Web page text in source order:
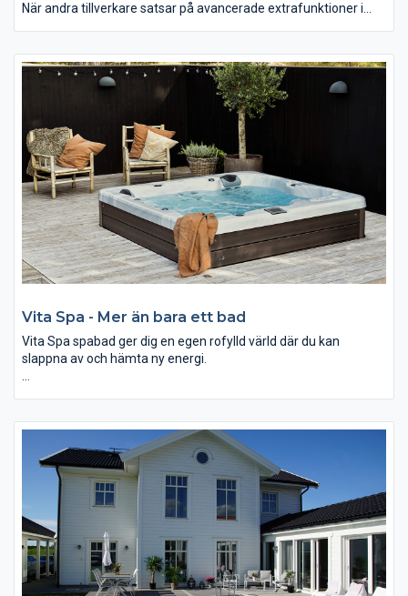
När andra tillverkare satsar på avancerade extrafunktioner i
naturligt välgörande upplevelse.
Vita Spa - Mer än bara ett bad
Vita Spa spabad ger dig en egen rofylld värld där du kan
slappna av och hämta ny energi.
funktioner.
Du känner igen Vita Spa på de vackra och väldesignade
detaljerna. Bland annat har alla modeller eleganta rostfria
jetmunstycken som standard.
När du väljer Vita Spa får du högsta kvalitet på materialvalen
men också på vattenkvaliteten.